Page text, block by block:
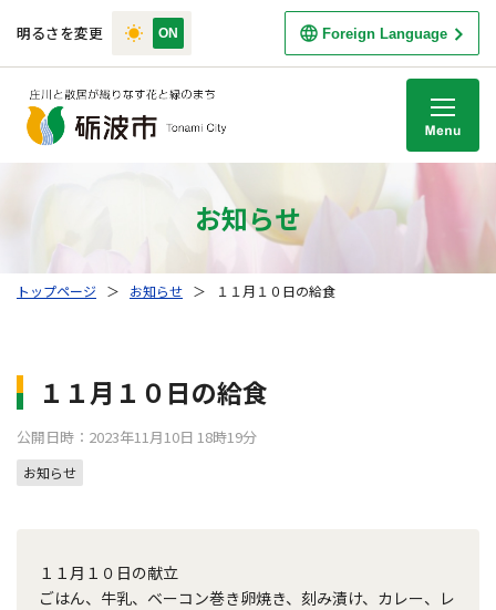
明るさを変更 Foreign Language
お知らせ
トップページ ＞ お知らせ ＞ １１月１０日の給食
１１月１０日の給食
公開日時：2023年11月10日 18時19分
お知らせ
１１月１０日の献立
ごはん、牛乳、ベーコン巻き卵焼き、刻み漬け、カレー、レ